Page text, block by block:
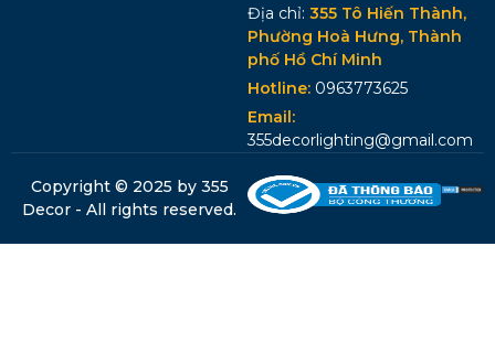
Địa chỉ: 355 Tô Hiến Thành,
Phường Hoà Hưng, Thành
phố Hồ Chí Minh
Hotline: 0963773625
Email:
355decorlighting@gmail.com
Copyright © 2025 by 355
Decor - All rights reserved.